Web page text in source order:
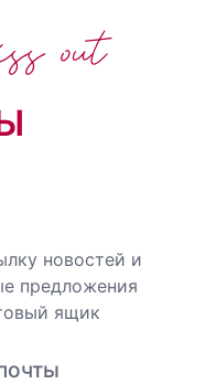
новостей и
предложения
ящик
out